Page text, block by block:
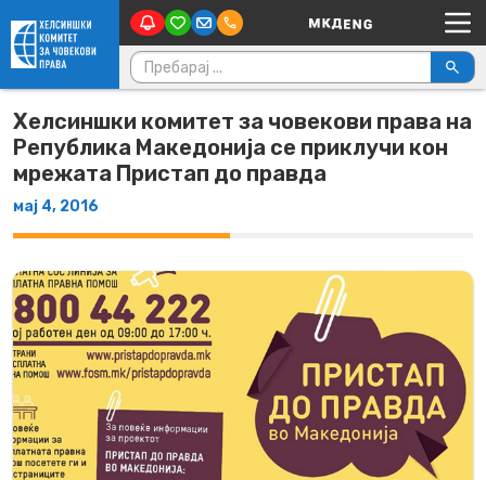
Skip to content Main Navigation
Пребарувај за:
Хелсиншки комитет за човекови права на
Република Македонија се приклучи кон
мрежата Пристап до правда
мај 4, 2016